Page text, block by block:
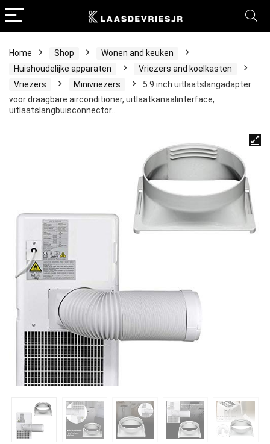
Home Shop
Wonen and keuken
Huishoudelijke apparaten
Vriezers and koelkasten
Vriezers
Minivriezers
5.9 inch uitlaatslangadapter
voor draagbare airconditioner, uitlaatkanaalinterface,
uitlaatslangbuisconnector…